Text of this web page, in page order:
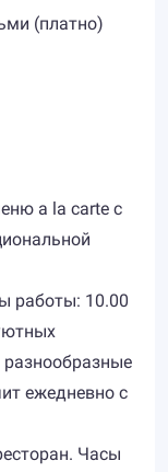
(платно)
a la carte с
работы: 10.00
ежедневно с
Часы